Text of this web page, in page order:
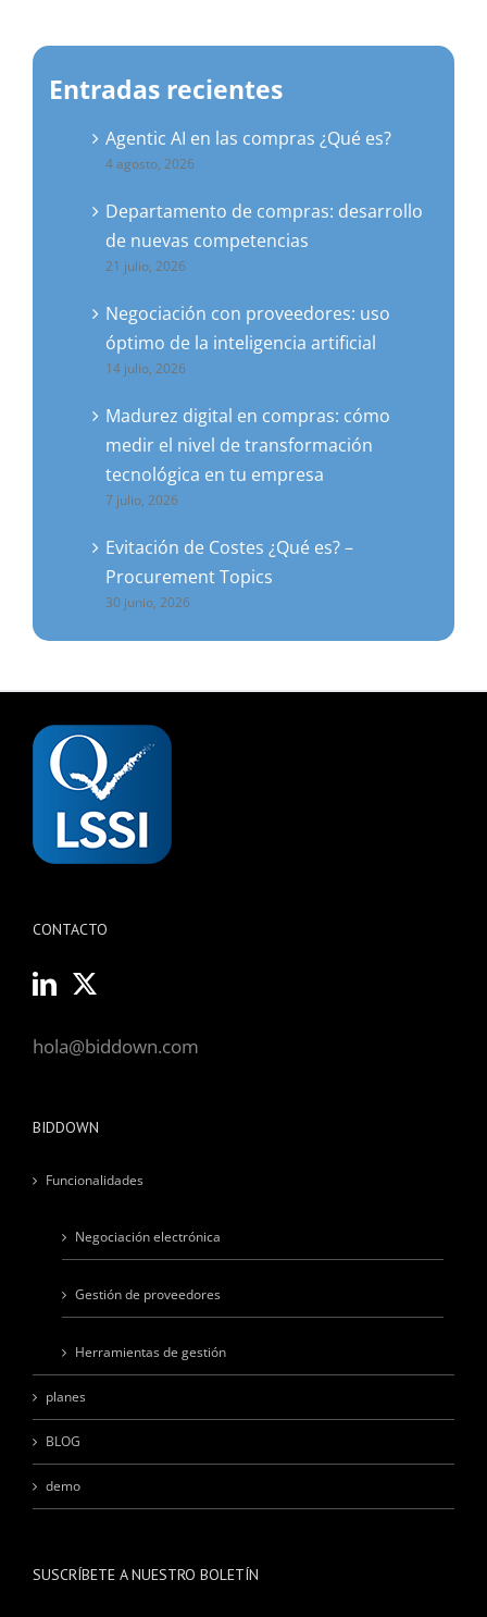
Entradas recientes
Agentic AI en las compras ¿Qué es?
4 agosto, 2026
Departamento de compras: desarrollo
de nuevas competencias
21 julio, 2026
Negociación con proveedores: uso
óptimo de la inteligencia artificial
14 julio, 2026
Madurez digital en compras: cómo
medir el nivel de transformación
tecnológica en tu empresa
7 julio, 2026
Evitación de Costes ¿Qué es? –
Procurement Topics
30 junio, 2026
CONTACTO
hola@biddown.com
BIDDOWN
Funcionalidades
Negociación electrónica
Gestión de proveedores
Herramientas de gestión
planes
BLOG
demo
SUSCRÍBETE A NUESTRO BOLETÍN